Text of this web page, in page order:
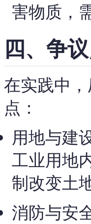
害物质，
四、争
在实践中
点：
用地与建
工业用地
制改变土
消防与安